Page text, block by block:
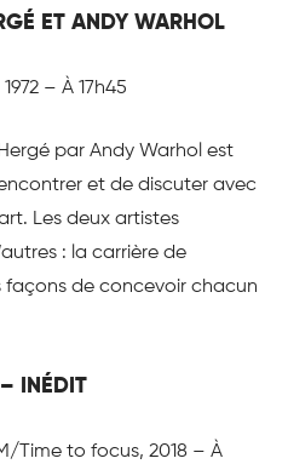
ET ANDY WARHOL
– À 17h45
par Andy Warhol est
et de discuter avec
Les deux artistes
: la carrière de
façons de concevoir chacun
INÉDIT
Time to focus, 2018 – À